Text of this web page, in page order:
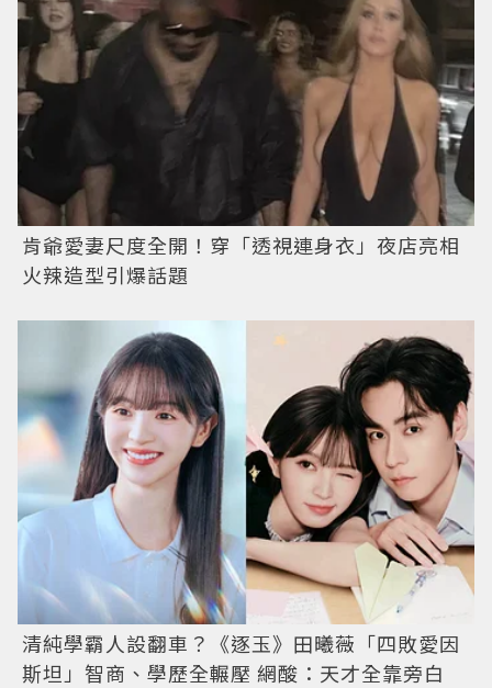
肯爺愛妻尺度全開！穿「透視連身衣」夜店亮相
火辣造型引爆話題
清純學霸人設翻車？《逐玉》田曦薇「四敗愛因
斯坦」智商、學歷全輾壓 網酸：天才全靠旁白